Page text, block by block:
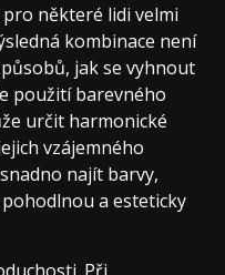
některé lidi velmi
kombinace není
jak se vyhnout
použití barevného
určit harmonické
vzájemného
najít barvy,
a esteticky
Při